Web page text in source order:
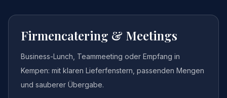
Firmencatering & Meetings
Business-Lunch, Teammeeting oder Empfang in
Kempen: mit klaren Lieferfenstern, passenden Mengen
und sauberer Übergabe.